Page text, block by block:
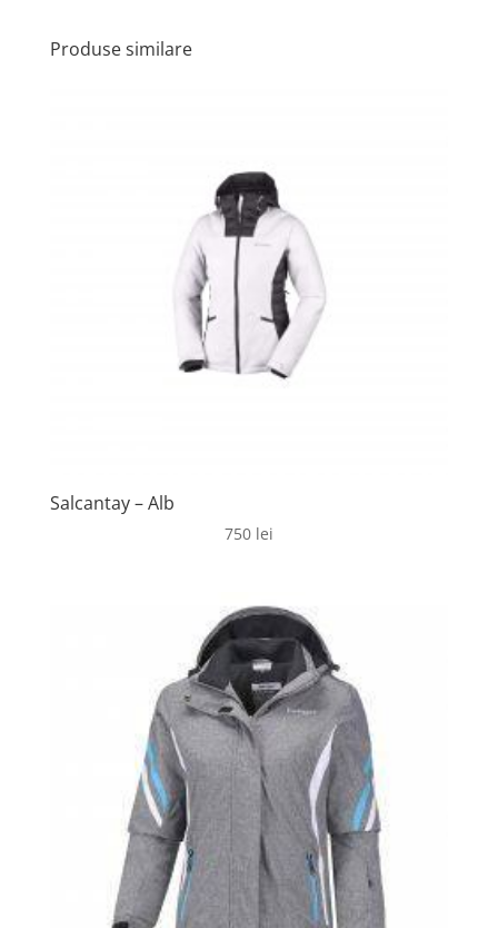
Produse similare
Salcantay – Alb
750 lei